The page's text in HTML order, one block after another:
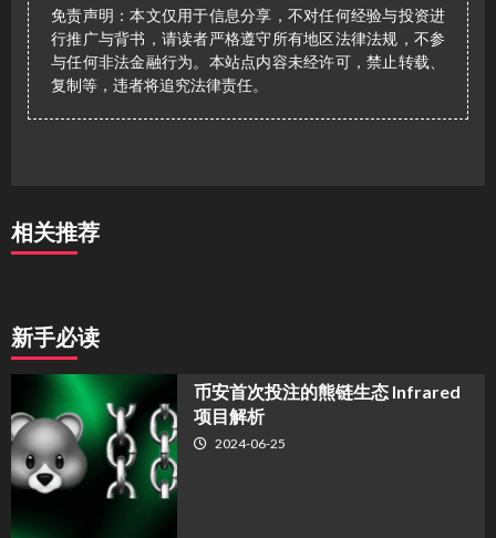
免责声明：本文仅用于信息分享，不对任何经验与投资进
行推广与背书，请读者严格遵守所有地区法律法规，不参
与任何非法金融行为。本站点内容未经许可，禁止转载、
复制等，违者将追究法律责任。
相关推荐
新手必读
币安首次投注的熊链生态 Infrared
项目解析
2024-06-25